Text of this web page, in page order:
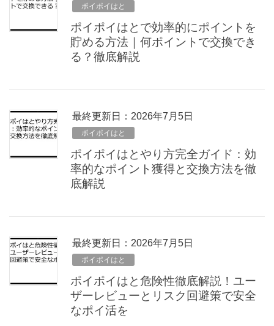
ポイポイはと
ポイポイはとで効率的にポイントを
貯める方法｜何ポイントで交換でき
る？徹底解説
最終更新日：2026年7月5日
ポイポイはと
ポイポイはとやり方完全ガイド：効
率的なポイント獲得と交換方法を徹
底解説
最終更新日：2026年7月5日
ポイポイはと
ポイポイはと危険性徹底解説！ユー
ザーレビューとリスク回避策で安全
なポイ活を